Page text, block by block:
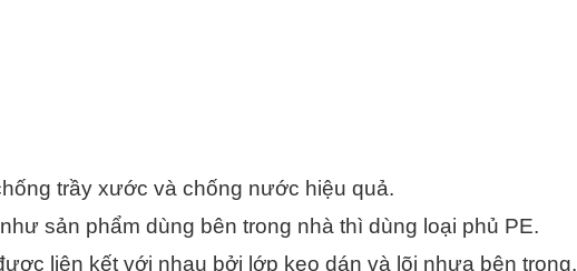
trầy xước và chống nước hiệu quả.
sản phẩm dùng bên trong nhà thì dùng loại phủ PE.
liên kết với nhau bởi lớp keo dán và lõi nhựa bên trong.